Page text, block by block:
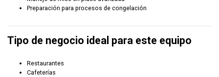
Preparación para procesos de congelación
Tipo de negocio ideal para este equipo
Restaurantes
Cafeterías